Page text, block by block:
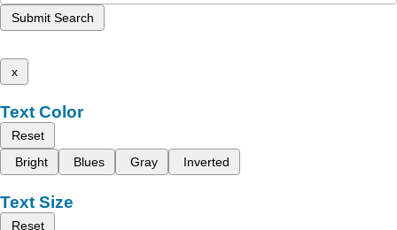
Submit Search
x
Text Color
Reset
Bright
Blues Gray Inverted
Text Size
Reset